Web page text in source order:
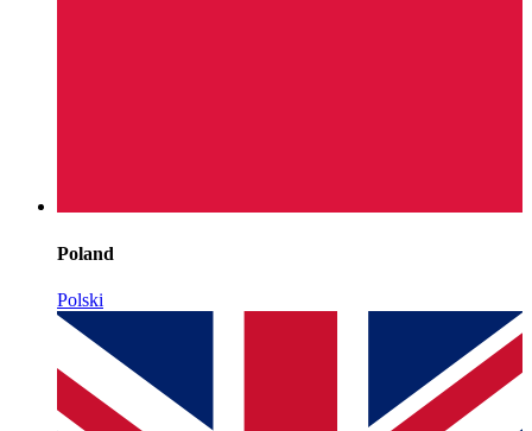
Poland
Polski